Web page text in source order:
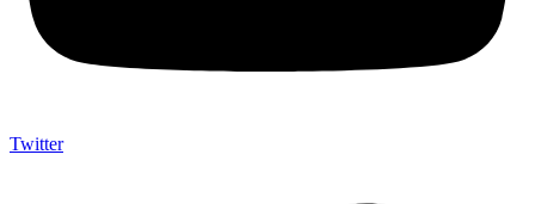
Twitter